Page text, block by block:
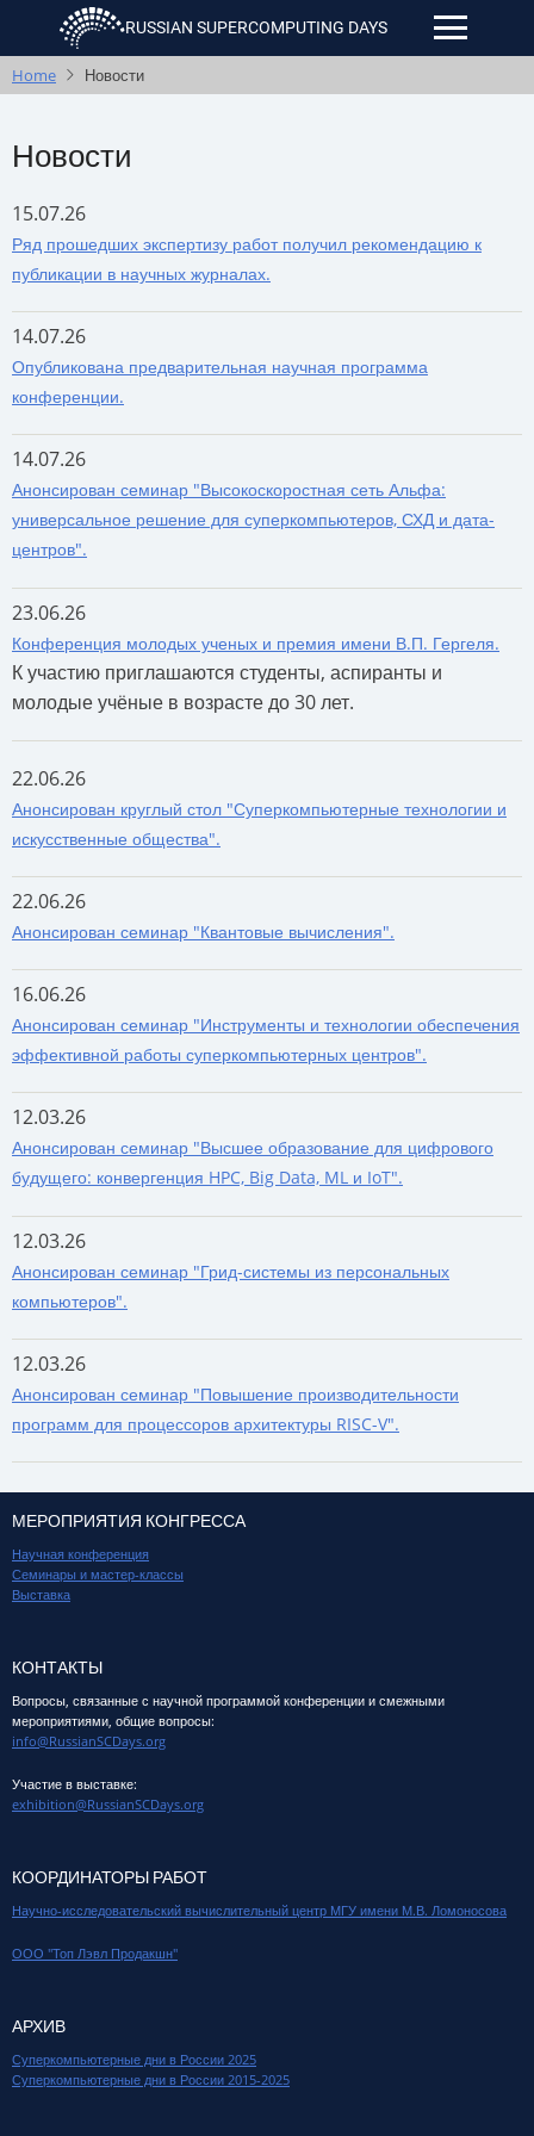
main
RUSSIAN SUPERCOMPUTING DAYS
Home Новости
Новости
15.07.26
Ряд прошедших экспертизу работ получил рекомендацию к
публикации в научных журналах.
14.07.26
Опубликована предварительная научная программа
конференции.
14.07.26
Анонсирован семинар "Высокоскоростная сеть Альфа:
универсальное решение для суперкомпьютеров, СХД и дата-
центров".
23.06.26
Конференция молодых ученых и премия имени В.П. Гергеля.
К участию приглашаются студенты, аспиранты и
молодые учёные в возрасте до 30 лет.
22.06.26
Анонсирован круглый стол "Суперкомпьютерные технологии и
искусственные общества".
22.06.26
Анонсирован семинар "Квантовые вычисления".
16.06.26
Анонсирован семинар "Инструменты и технологии обеспечения
эффективной работы суперкомпьютерных центров".
12.03.26
Анонсирован семинар "Высшее образование для цифрового
будущего: конвергенция HPC, Big Data, ML и IoT".
12.03.26
Анонсирован семинар "Грид-системы из персональных
компьютеров".
12.03.26
Анонсирован семинар "Повышение производительности
программ для процессоров архитектуры RISC-V".
МЕРОПРИЯТИЯ КОНГРЕССА
Научная конференция
Семинары и мастер-классы
Выставка
КОНТАКТЫ
Вопросы, связанные с научной программой конференции и смежными
мероприятиями, общие вопросы:
info@RussianSCDays.org
Участие в выставке:
exhibition@RussianSCDays.org
КООРДИНАТОРЫ РАБОТ
Научно-исследовательский вычислительный центр МГУ имени М.В. Ломоносова
ООО "Топ Лэвл Продакшн"
АРХИВ
Суперкомпьютерные дни в России 2025
Суперкомпьютерные дни в России 2015-2025